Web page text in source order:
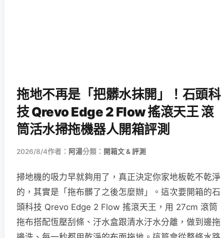
拖地不再是「把髒水抹開」！石頭科
技 Qrevo Edge 2 Flow 搖滾天王 滾
筒活水掃拖機器人開箱評測
2026/8/4作者： 阿湯分類： 開箱文 & 評測
掃地機的吸力早就夠用了，真正決定你家地板乾不乾淨
的，其實是「拖布髒了之後怎麼辦」。這次要開箱的石
頭科技 Qrevo Edge 2 Flow 搖滾天王，用 27cm 滾筒
拖布搭配恆壓刮條、汙水盒跟清水汙水分離，做到邊拖